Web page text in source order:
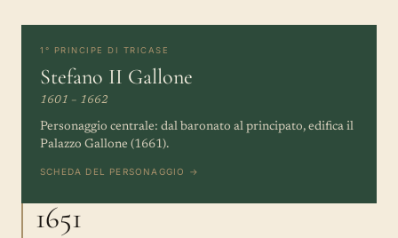
1° PRINCIPE DI TRICASE
Stefano II Gallone
1601 – 1662
Personaggio centrale: dal baronato al principato, edifica il
Palazzo Gallone (1661).
SCHEDA DEL PERSONAGGIO →
1651